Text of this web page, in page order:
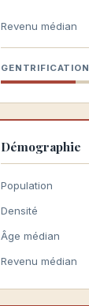
Revenu médian
GENTRIFICATION
Démographie
Population
Densité
Âge médian
Revenu médian